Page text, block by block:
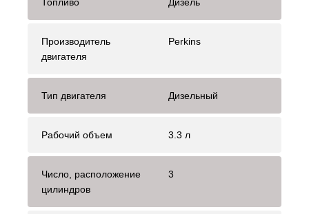
Топливо Дизель
Производитель
двигателя
Perkins
Тип двигателя Дизельный
Рабочий объем 3.3 л
Число, расположение
цилиндров
3